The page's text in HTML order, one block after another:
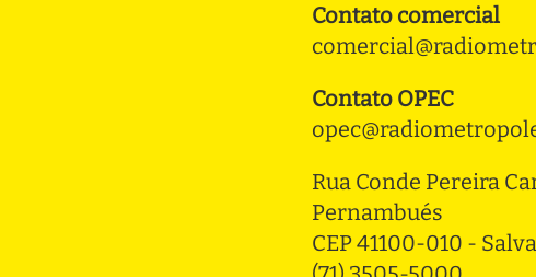
Contato comercial
Contato OPEC
Rua Conde Pereira
Pernambués
CEP 41100-010 -